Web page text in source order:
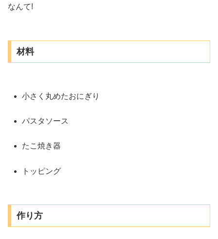
なんて!
材料
小さく丸めたおにぎり
パスタソース
たこ焼き器
トッピング
作り方